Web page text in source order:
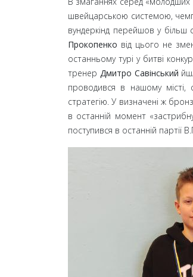
швейцарською системою,
вундеркінд перейшов у більш
Прокопенко від цього не
останньому турі у битві
тренер Дмитро Савінський
проводився в нашому
стратегію. У визначені ж
в останній момент
поступився в останній